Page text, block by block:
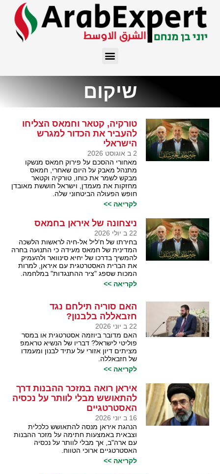
שיקום
טורקיה, קטאר וחמאס הצליחו
להעביר את הכדור למגרש
הישראלי
2 ב אוגוסט 2026
מאחורי ההסכם על פירוק חמאס מנשקו
מתנהל מאבק על היום שאחרי, חמאס
מבקש לשמר את כוחו, טורקיה וקטאר
מחזקות את מעמדן, וישראל חוששת מאובדן
חופש הפעולה הביטחוני שלה.
לקריאה >>
ניצחונה של איראן בחמאס
22 ב יולי 2026
בחירתו של ח'ליל אל-חיה לראשות הלשכה
המדינית של חמאס מעידה כי התנועה בחרה
להמשיך בדרכו של יחיא סינוואר ולהעמיק
את הברית האסטרטגית עם איראן, למרות
המכות שספג "ציר ההתנגדות" במלחמה.
לקריאה >>
האם סוריה תילחם נגד
חזבאללה בלבנון?
22 ב יוני 2026
האם מדובר ביוזמה אסטרטגית או במסר
פוליטי לישראל? דבריו של הנשיא טראמפ
מציתים דיון אזורי על עתיד לבנון ומעמדו
של חזבאללה.
לקריאה >>
איראן רואה במזכר ההבנות דרך
להתאושש מבלי לוותר על נכסיה
האסטרטגיים
16 ב יוני 2026
הנהגת איראן מנסה להתאושש כלכלית
וצבאית באמצעות חתימה על מזכר ההבנות
עם ארה"ב, אך מבלי לוותר על נכסיה
האסטרטגיים ארוכי הטווח.
לקריאה >>